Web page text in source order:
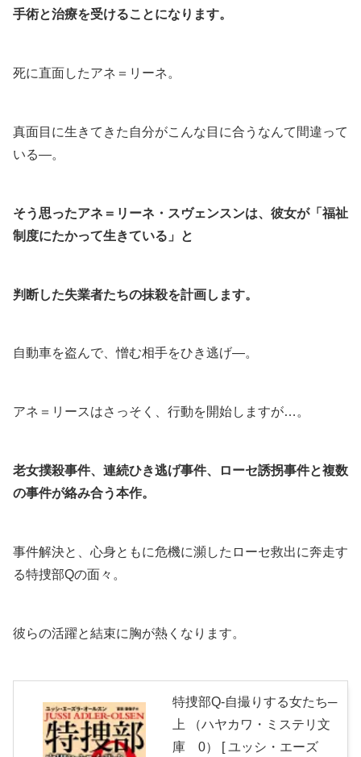
手術と治療を受けることになります。
死に直面したアネ＝リーネ。
真面目に生きてきた自分がこんな目に合うなんて間違って
いる―。
そう思ったアネ＝リーネ・スヴェンスンは、彼女が「福祉
制度にたかって生きている」と
判断した失業者たちの抹殺を計画します。
自動車を盗んで、憎む相手をひき逃げ―。
アネ＝リースはさっそく、行動を開始しますが…。
老女撲殺事件、連続ひき逃げ事件、ローセ誘拐事件と複数
の事件が絡み合う本作。
事件解決と、心身ともに危機に瀕したローセ救出に奔走す
る特捜部Qの面々。
彼らの活躍と結束に胸が熱くなります。
特捜部Q-自撮りする女たち─
上 （ハヤカワ・ミステリ文
庫 0） [ ユッシ・エーズ